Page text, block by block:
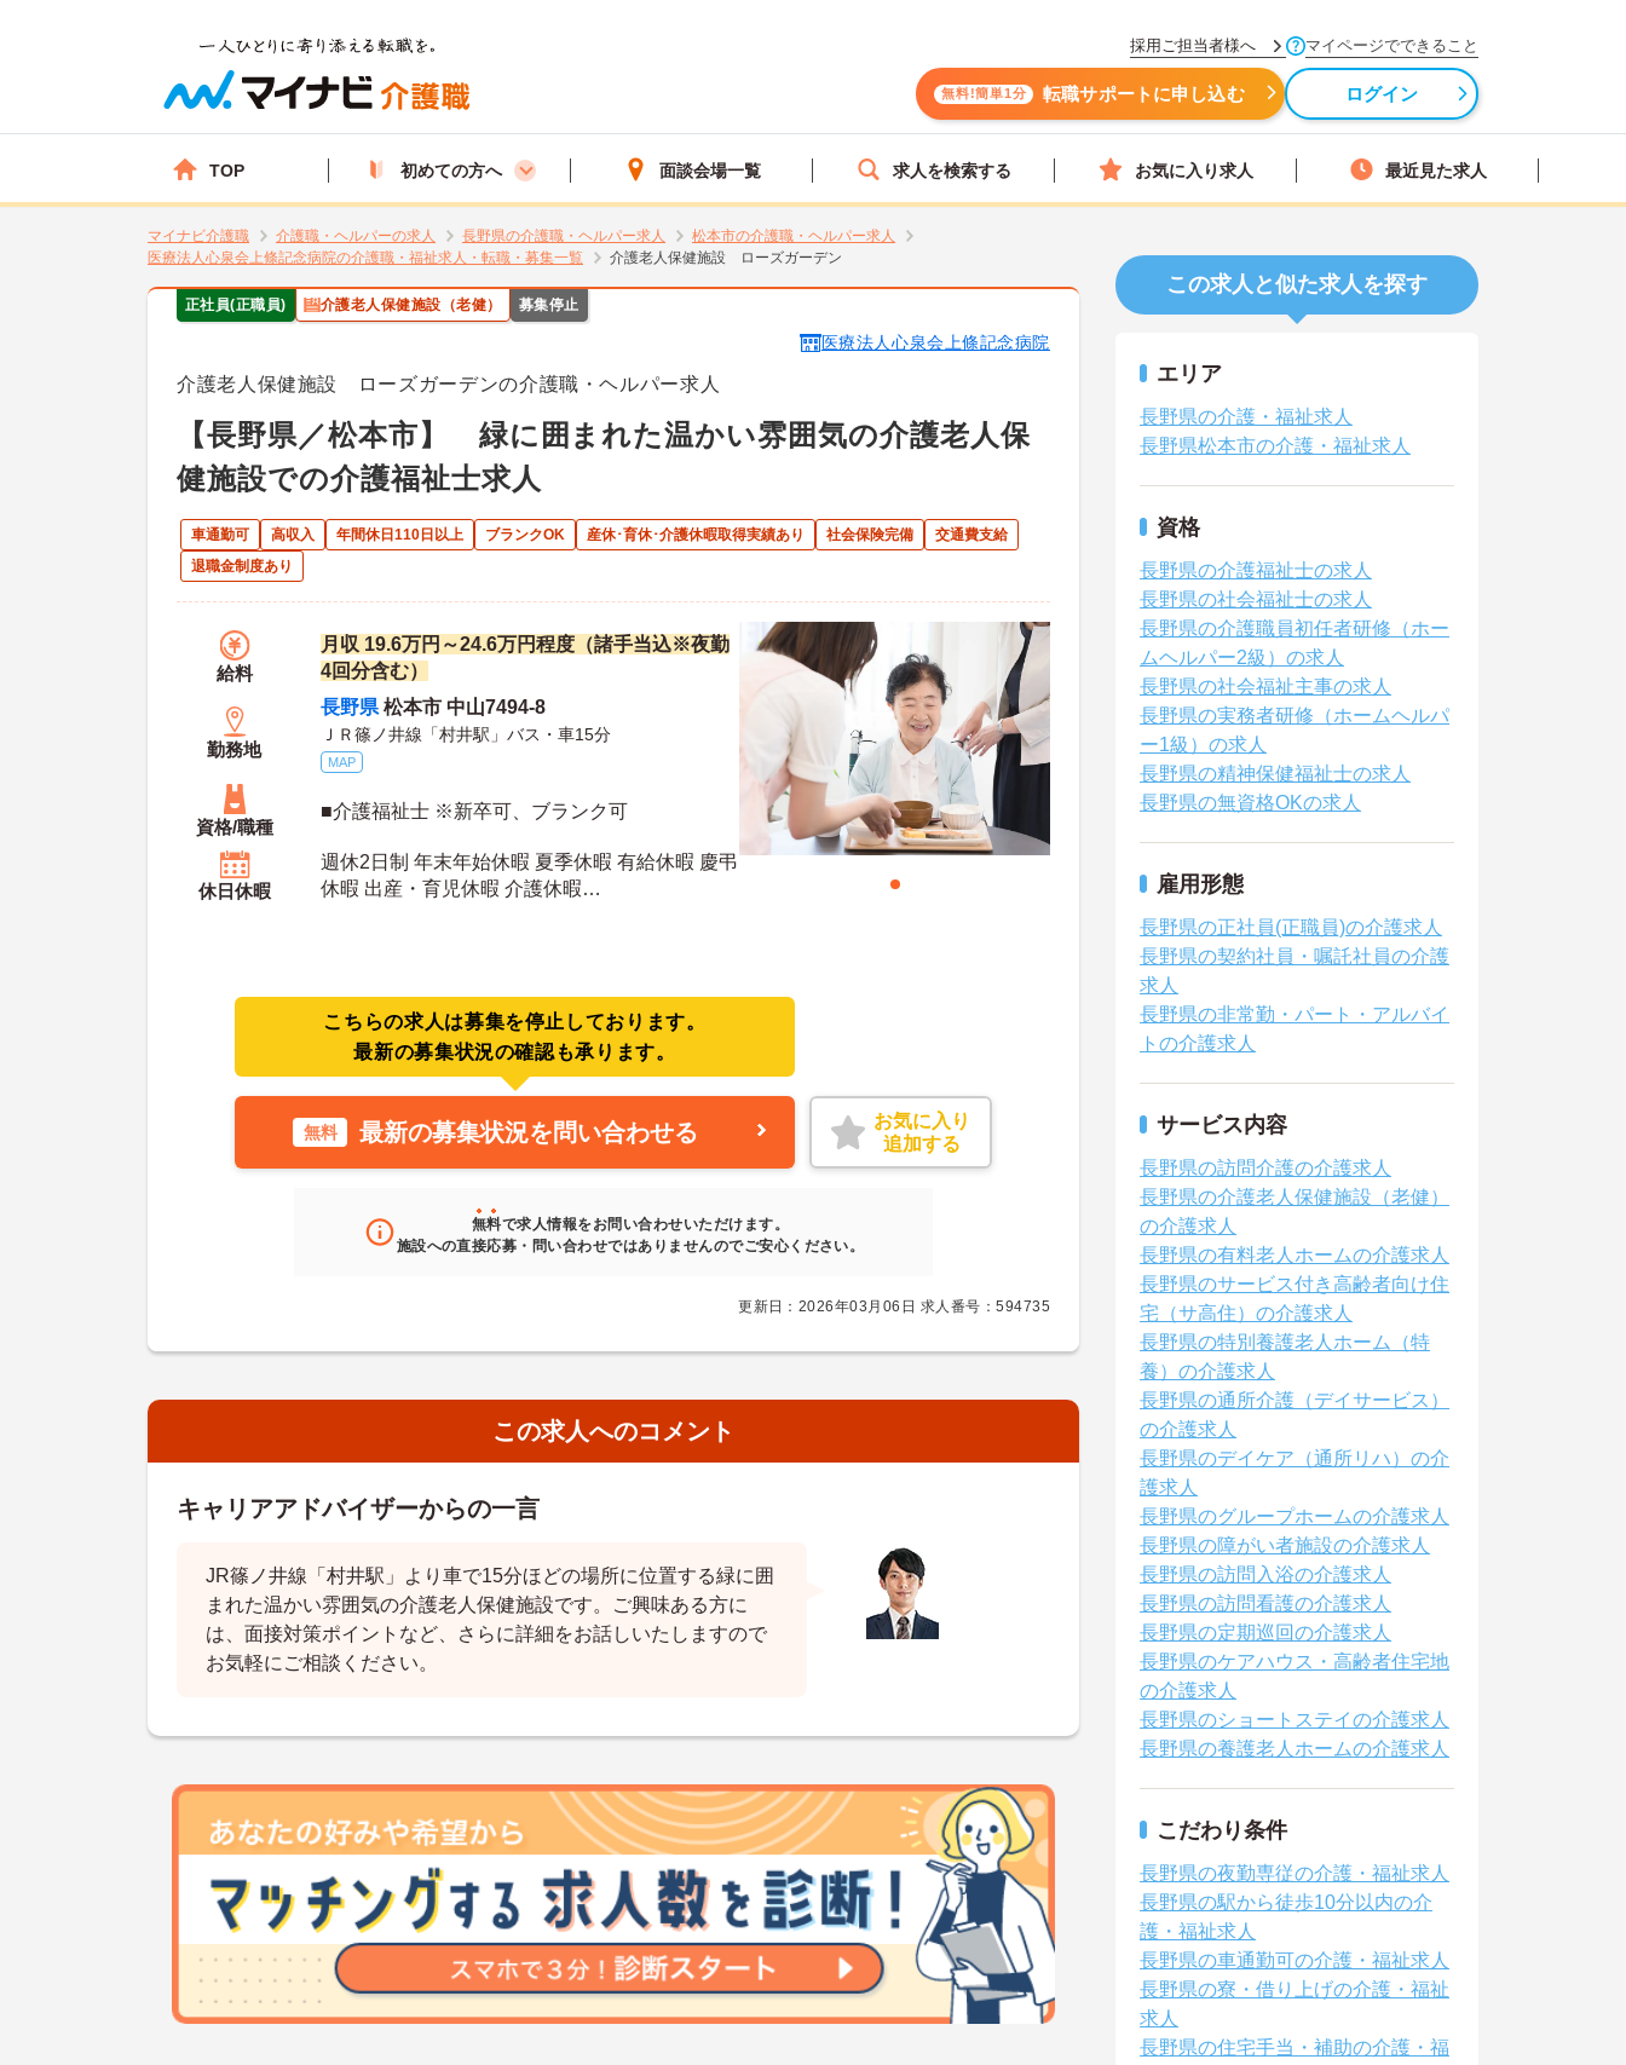
採用ご担当者様へ マイページでできること
無料!簡単1分 転職サポートに申し込む ログイン
TOP 初めての方へ 面談会場一覧 求人を検索する お気に入り求人 最近見た求人
マイナビ介護職 介護職・ヘルパーの求人 長野県の介護職・ヘルパー求人
松本市の介護職・ヘルパー求人
医療法人心泉会上條記念病院の介護職・福祉求人・転職・募集一覧
介護老人保健施設 ローズガーデン
正社員(正職員) 介護老人保健施設（老健） 募集停止
医療法人心泉会上條記念病院
介護老人保健施設 ローズガーデンの介護職・ヘルパー求人
【長野県／松本市】 緑に囲まれた温かい雰囲気の介護老人保
健施設での介護福祉士求人
車通勤可 高収入 年間休日110日以上 ブランクOK 産休･育休･介護休暇取得実績あり 社会保険完備
交通費支給
退職金制度あり
給料
月収 19.6万円～24.6万円程度（諸手当込※夜勤
4回分含む）
勤務地
長野県 松本市 中山7494-8
ＪＲ篠ノ井線「村井駅」バス・車15分
MAP
資格/職種
■介護福祉士 ※新卒可、ブランク可
休日休暇
週休2日制 年末年始休暇 夏季休暇 有給休暇 慶弔
休暇 出産・育児休暇 介護休暇
こちらの求人は募集を停止しております。
最新の募集状況の確認も承ります。
無料 最新の募集状況を問い合わせる
お気に入り
追加する
無料で求人情報をお問い合わせいただけます。
施設への直接応募・問い合わせではありませんのでご安心ください。
更新日：2026年03月06日 求人番号：594735
この求人へのコメント
キャリアアドバイザーからの一言
JR篠ノ井線「村井駅」より車で15分ほどの場所に位置する緑に囲
まれた温かい雰囲気の介護老人保健施設です。ご興味ある方に
は、面接対策ポイントなど、さらに詳細をお話しいたしますので
お気軽にご相談ください。
この求人と似た求人を探す
エリア
長野県の介護・福祉求人
長野県松本市の介護・福祉求人
資格
長野県の介護福祉士の求人
長野県の社会福祉士の求人
長野県の介護職員初任者研修（ホー
ムヘルパー2級）の求人
長野県の社会福祉主事の求人
長野県の実務者研修（ホームヘルパ
ー1級）の求人
長野県の精神保健福祉士の求人
長野県の無資格OKの求人
雇用形態
長野県の正社員(正職員)の介護求人
長野県の契約社員・嘱託社員の介護
求人
長野県の非常勤・パート・アルバイ
トの介護求人
サービス内容
長野県の訪問介護の介護求人
長野県の介護老人保健施設（老健）
の介護求人
長野県の有料老人ホームの介護求人
長野県のサービス付き高齢者向け住
宅（サ高住）の介護求人
長野県の特別養護老人ホーム（特
養）の介護求人
長野県の通所介護（デイサービス）
の介護求人
長野県のデイケア（通所リハ）の介
護求人
長野県のグループホームの介護求人
長野県の障がい者施設の介護求人
長野県の訪問入浴の介護求人
長野県の訪問看護の介護求人
長野県の定期巡回の介護求人
長野県のケアハウス・高齢者住宅地
の介護求人
長野県のショートステイの介護求人
長野県の養護老人ホームの介護求人
こだわり条件
長野県の夜勤専従の介護・福祉求人
長野県の駅から徒歩10分以内の介
護・福祉求人
長野県の車通勤可の介護・福祉求人
長野県の寮・借り上げの介護・福祉
求人
長野県の住宅手当・補助の介護・福